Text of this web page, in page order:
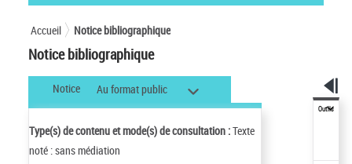
Accueil Notice bibliographique
Notice bibliographique
Notice Au format public
Type(s) de contenu et mode(s) de consultation :Texte
noté : sans médiation
Outils